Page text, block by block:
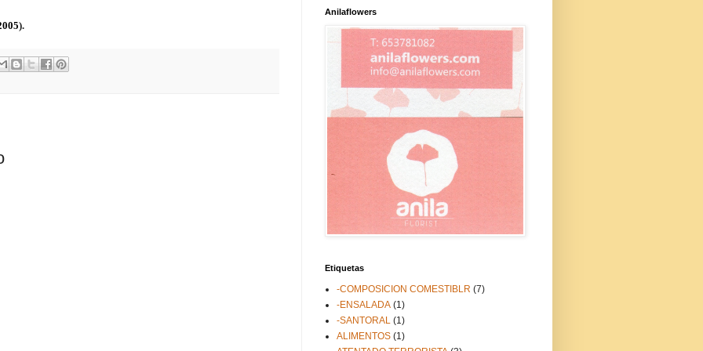
).
Anilaflowers
Etiquetas
-COMPOSICION COMESTIBLR (7)
-ENSALADA (1)
-SANTORAL (1)
ALIMENTOS (1)